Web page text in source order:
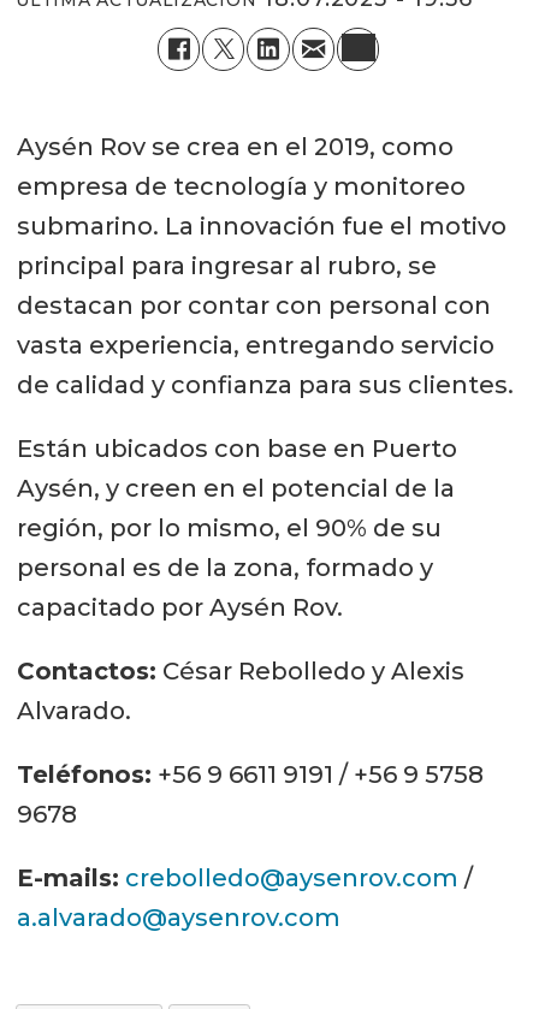
Aysén Rov se crea en el 2019, como
empresa de tecnología y monitoreo
submarino. La innovación fue el motivo
principal para ingresar al rubro, se
destacan por contar con personal con
vasta experiencia, entregando servicio
de calidad y confianza para sus clientes.
Están ubicados con base en Puerto
Aysén, y creen en el potencial de la
región, por lo mismo, el 90% de su
personal es de la zona, formado y
capacitado por Aysén Rov.
Contactos: César Rebolledo y Alexis
Alvarado.
Teléfonos: +56 9 6611 9191 / +56 9 5758
9678
E-mails: crebolledo@aysenrov.com /
a.alvarado@aysenrov.com